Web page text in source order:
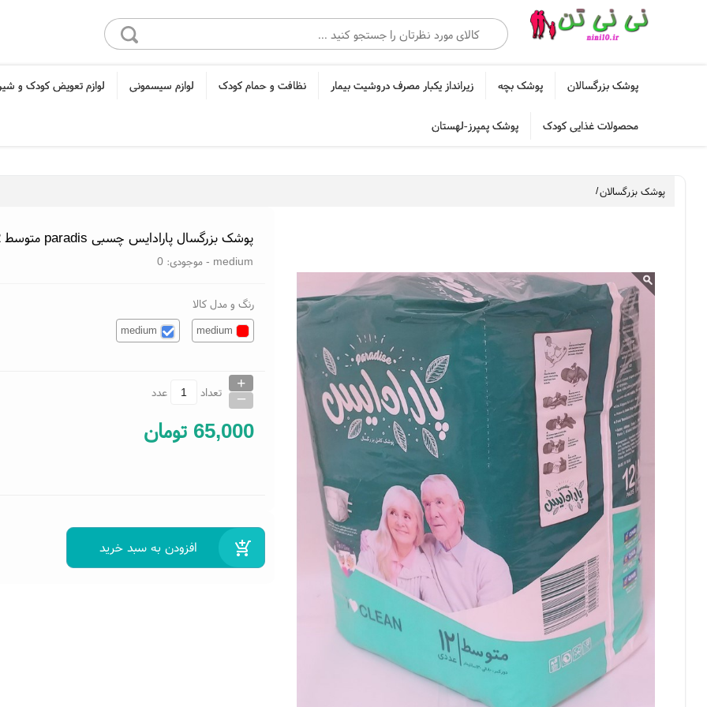
پوشک بزرگسالان پوشک بچه زیرانداز یکبار مصرف دروشیت بیمار نظافت و حمام کودک لوازم سیسمونی لوازم تعویض کودک و
محصولات غذایی کودک پوشک پمپرز-لهستان
پوشک بزرگسالان/
پوشک بزرگسال پارادایس چسبی paradis متوسط 12 عددی
medium - موجودی: 0
رنگ و مدل کالا
medium
medium
تعداد
+
_ عدد
65,000 تومان